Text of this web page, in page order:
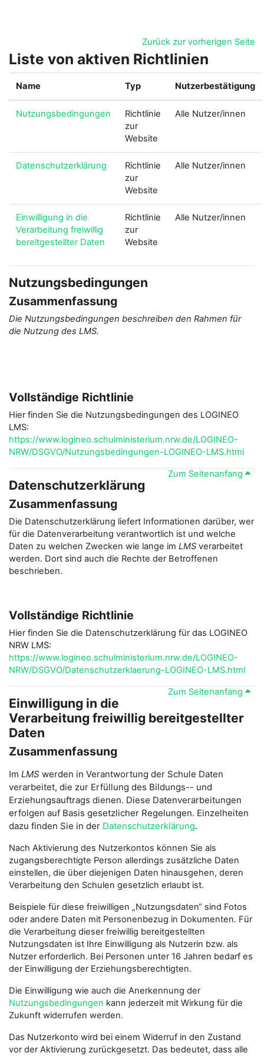
Zurück zur vorherigen Seite
Liste von aktiven Richtlinien
Name Typ Nutzerbestätigung
Nutzungsbedingungen
Richtlinie
zur
Website
Alle Nutzer/innen
Datenschutzerklärung
Richtlinie
zur
Website
Alle Nutzer/innen
Einwilligung in die
Verarbeitung freiwillig
bereitgestellter Daten
Richtlinie
zur
Website
Alle Nutzer/innen
Nutzungsbedingungen
Zusammenfassung
Die Nutzungsbedingungen beschreiben den Rahmen für
die Nutzung des LMS.
Vollständige Richtlinie
Hier finden Sie die Nutzungsbedingungen des LOGINEO
LMS:
https://www.logineo.schulministerium.nrw.de/LOGINEO-
NRW/DSGVO/Nutzungsbedingungen-LOGINEO-LMS.html
Zum Seitenanfang
Datenschutzerklärung
Zusammenfassung
Die Datenschutzerklärung liefert Informationen darüber, wer
für die Datenverarbeitung verantwortlich ist und welche
Daten zu welchen Zwecken wie lange im LMS verarbeitet
werden. Dort sind auch die Rechte der Betroffenen
beschrieben.
Vollständige Richtlinie
Hier finden Sie die Datenschutzerklärung für das LOGINEO
NRW LMS:
https://www.logineo.schulministerium.nrw.de/LOGINEO-
NRW/DSGVO/Datenschutzerklaerung-LOGINEO-LMS.html
Zum Seitenanfang
Einwilligung in die
Verarbeitung freiwillig bereitgestellter
Daten
Zusammenfassung
Im LMS werden in Verantwortung der Schule Daten
verarbeitet, die zur Erfüllung des Bildungs-- und
Erziehungsauftrags dienen. Diese Datenverarbeitungen
erfolgen auf Basis gesetzlicher Regelungen. Einzelheiten
dazu finden Sie in der Datenschutzerklärung.
Nach Aktivierung des Nutzerkontos können Sie als
zugangsberechtigte Person allerdings zusätzliche Daten
einstellen, die über diejenigen Daten hinausgehen, deren
Verarbeitung den Schulen gesetzlich erlaubt ist.
Beispiele für diese freiwilligen „Nutzungsdaten“ sind Fotos
oder andere Daten mit Personenbezug in Dokumenten. Für
die Verarbeitung dieser freiwillig bereitgestellten
Nutzungsdaten ist Ihre Einwilligung als Nutzerin bzw. als
Nutzer erforderlich. Bei Personen unter 16 Jahren bedarf es
der Einwilligung der Erziehungsberechtigten.
Die Einwilligung wie auch die Anerkennung der
Nutzungsbedingungen kann jederzeit mit Wirkung für die
Zukunft widerrufen werden.
Das Nutzerkonto wird bei einem Widerruf in den Zustand
vor der Aktivierung zurückgesetzt. Das bedeutet, dass alle